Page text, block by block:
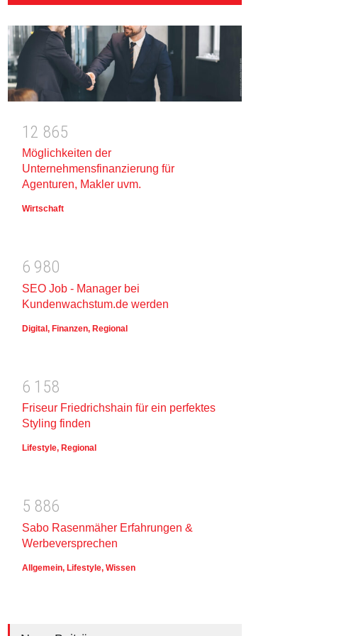
1 2 865
Möglichkeiten der
Unternehmensfinanzierung für
Agenturen, Makler uvm.
Wirtschaft
6 980
SEO Job - Manager bei
Kundenwachstum.de werden
Digital , Finanzen, Regional
6 1 58
Friseur Friedrichshain für ein perfektes
Styling finden
Lifestyle, Regional
5 886
Sabo Rasenmäher Erfahrungen &
Werbeversprechen
Allgemein, Lifestyle, Wissen